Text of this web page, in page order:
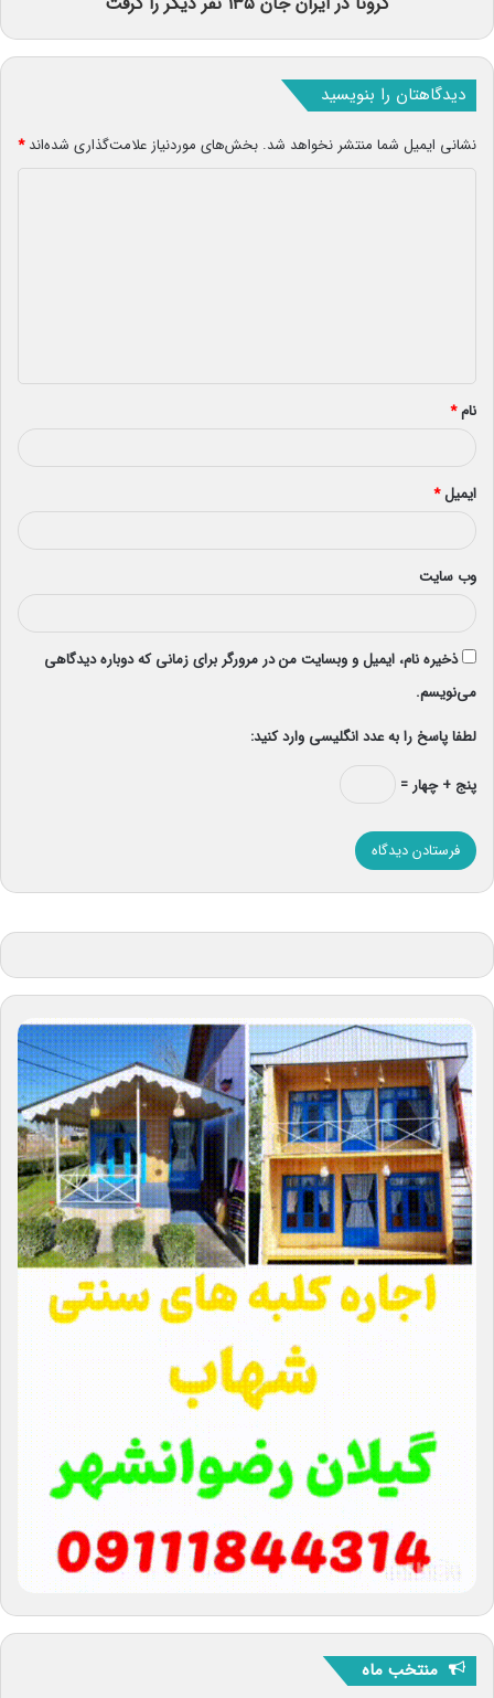
دیدگاهتان را بنویسید
نشانی ایمیل شما منتشر نخواهد شد. بخش‌های موردنیاز علامت‌گذاری شده‌اند*
*
نام*
ایمیل*
وب‌ سایت
ذخیره نام، ایمیل و وبسایت من در مرورگر برای زمانی که دوباره دیدگاهی
می‌نویسم.
لطفا پاسخ را به عدد انگلیسی وارد کنید:
پنج + چهار =
منتخب ماه